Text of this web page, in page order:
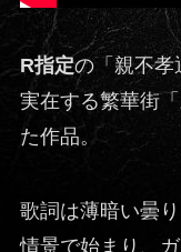
R指定の「親不孝
実在する繁華街
た作品。
歌詞は薄暗い曇
情景で始まり、